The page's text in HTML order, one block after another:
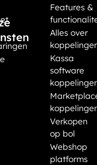
Features &
Alles over
Kassa
software
Verkopen
op bol
Webshop
platforms